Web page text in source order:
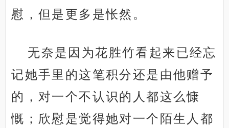
慰，但是更多是怅然。
无奈是因为花胜竹看起来已经忘
记她手里的这笔积分还是由他赠予
的，对一个不认识的人都这么慷
慨；欣慰是觉得她对一个陌生人都